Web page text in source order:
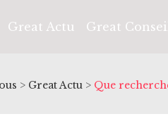
Great Actu Great
> Great Actu > Que